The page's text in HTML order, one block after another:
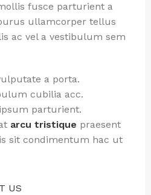
fusce parturient a
ullamcorper tellus
ac vel a vestibulum sem
a porta.
cubilia acc.
parturient.
arcu tristique praesent
sit condimentum hac ut
US